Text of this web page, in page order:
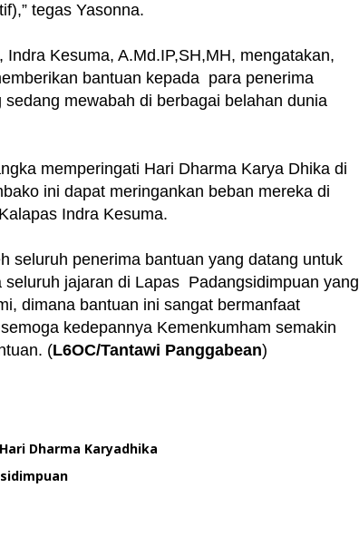
tegas Yasonna.
Kesuma, A.Md.IP,SH,MH, mengatakan,
bantuan kepada para penerima
mewabah di berbagai belahan dunia
memperingati Hari Dharma Karya Dhika di
ini dapat meringankan beban mereka di
Indra Kesuma.
seluruh penerima bantuan yang datang untuk
seluruh jajaran di Lapas Padangsidimpuan yang
dimana bantuan ini sangat bermanfaat
kedepannya Kemenkumham semakin
(L6OC/Tantawi Panggabean)
Dharma Karyadhika